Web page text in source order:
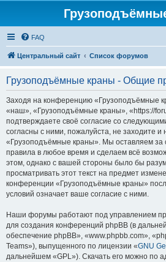
FAQ
Центральный сайт Список форумов
Грузоподъёмные краны - Общие
Заходя на конференцию «Грузоподъёмные
«наш», «Грузоподъёмные краны», «https://
подтверждаете своё согласие со
согласны с ними, пожалуйста, не заходите
«Грузоподъёмные краны». Мы оставляем за
правила в любое время и сделаем всё
этом, однако с вашей стороны было бы
просматривать этот текст на предмет
конференции «Грузоподъёмные краны»
условий означает ваше согласие с ними.
Наши форумы работают под управлением
для создания конференций phpBB (в
обеспечение phpBB», «www.phpbb.com»,
Teams»), выпущенного по лицензии «GNU
дальнейшем «GPL»). Скачать его можно по